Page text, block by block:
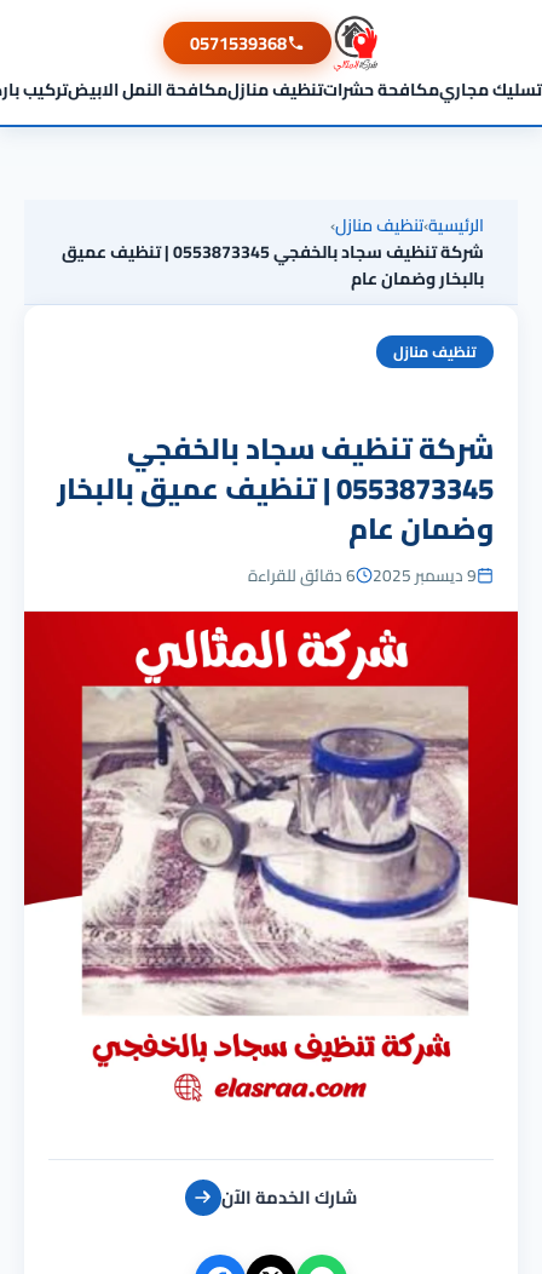
تسليك مجاريمكافحة حشراتتنظيف منازلمكافحة النمل الابيضتركيب
0571539368
الرئيسية›تنظيف منازل›
شركة تنظيف سجاد بالخفجي 0553873345 | تنظيف عميق
بالبخار وضمان عام
تنظيف منازل
شركة تنظيف سجاد بالخفجي
0553873345 | تنظيف عميق بالبخار
وضمان عام
9 ديسمبر 2025 6 دقائق للقراءة
شارك الخدمة الآن